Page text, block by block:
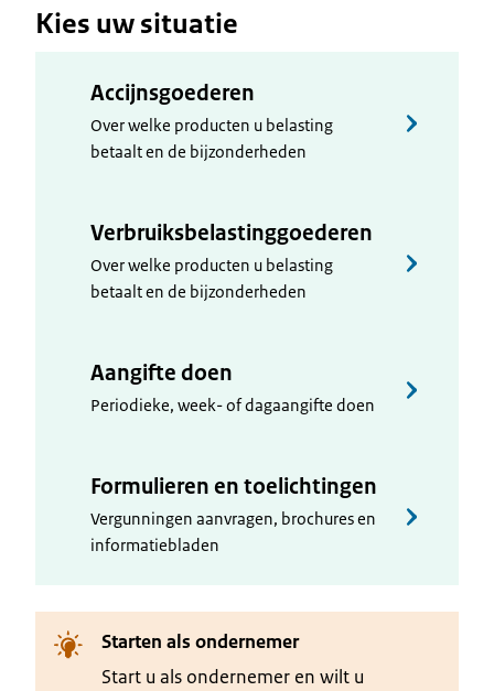
Kies uw situatie
Accijnsgoederen
Over welke producten u belasting
betaalt en de bijzonderheden
Verbruiksbelastinggoederen
Over welke producten u belasting
betaalt en de bijzonderheden
Aangifte doen
Periodieke, week- of dagaangifte doen
Formulieren en toelichtingen
Vergunningen aanvragen, brochures en
informatiebladen
Starten als ondernemer
Start u als ondernemer en wilt u